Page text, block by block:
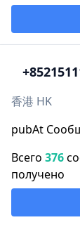
+852
香港 HK
pubAt
Всего 376
получено